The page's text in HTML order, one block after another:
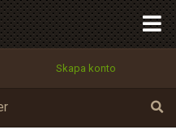
Skapa konto
Tillbaka till förstasidan